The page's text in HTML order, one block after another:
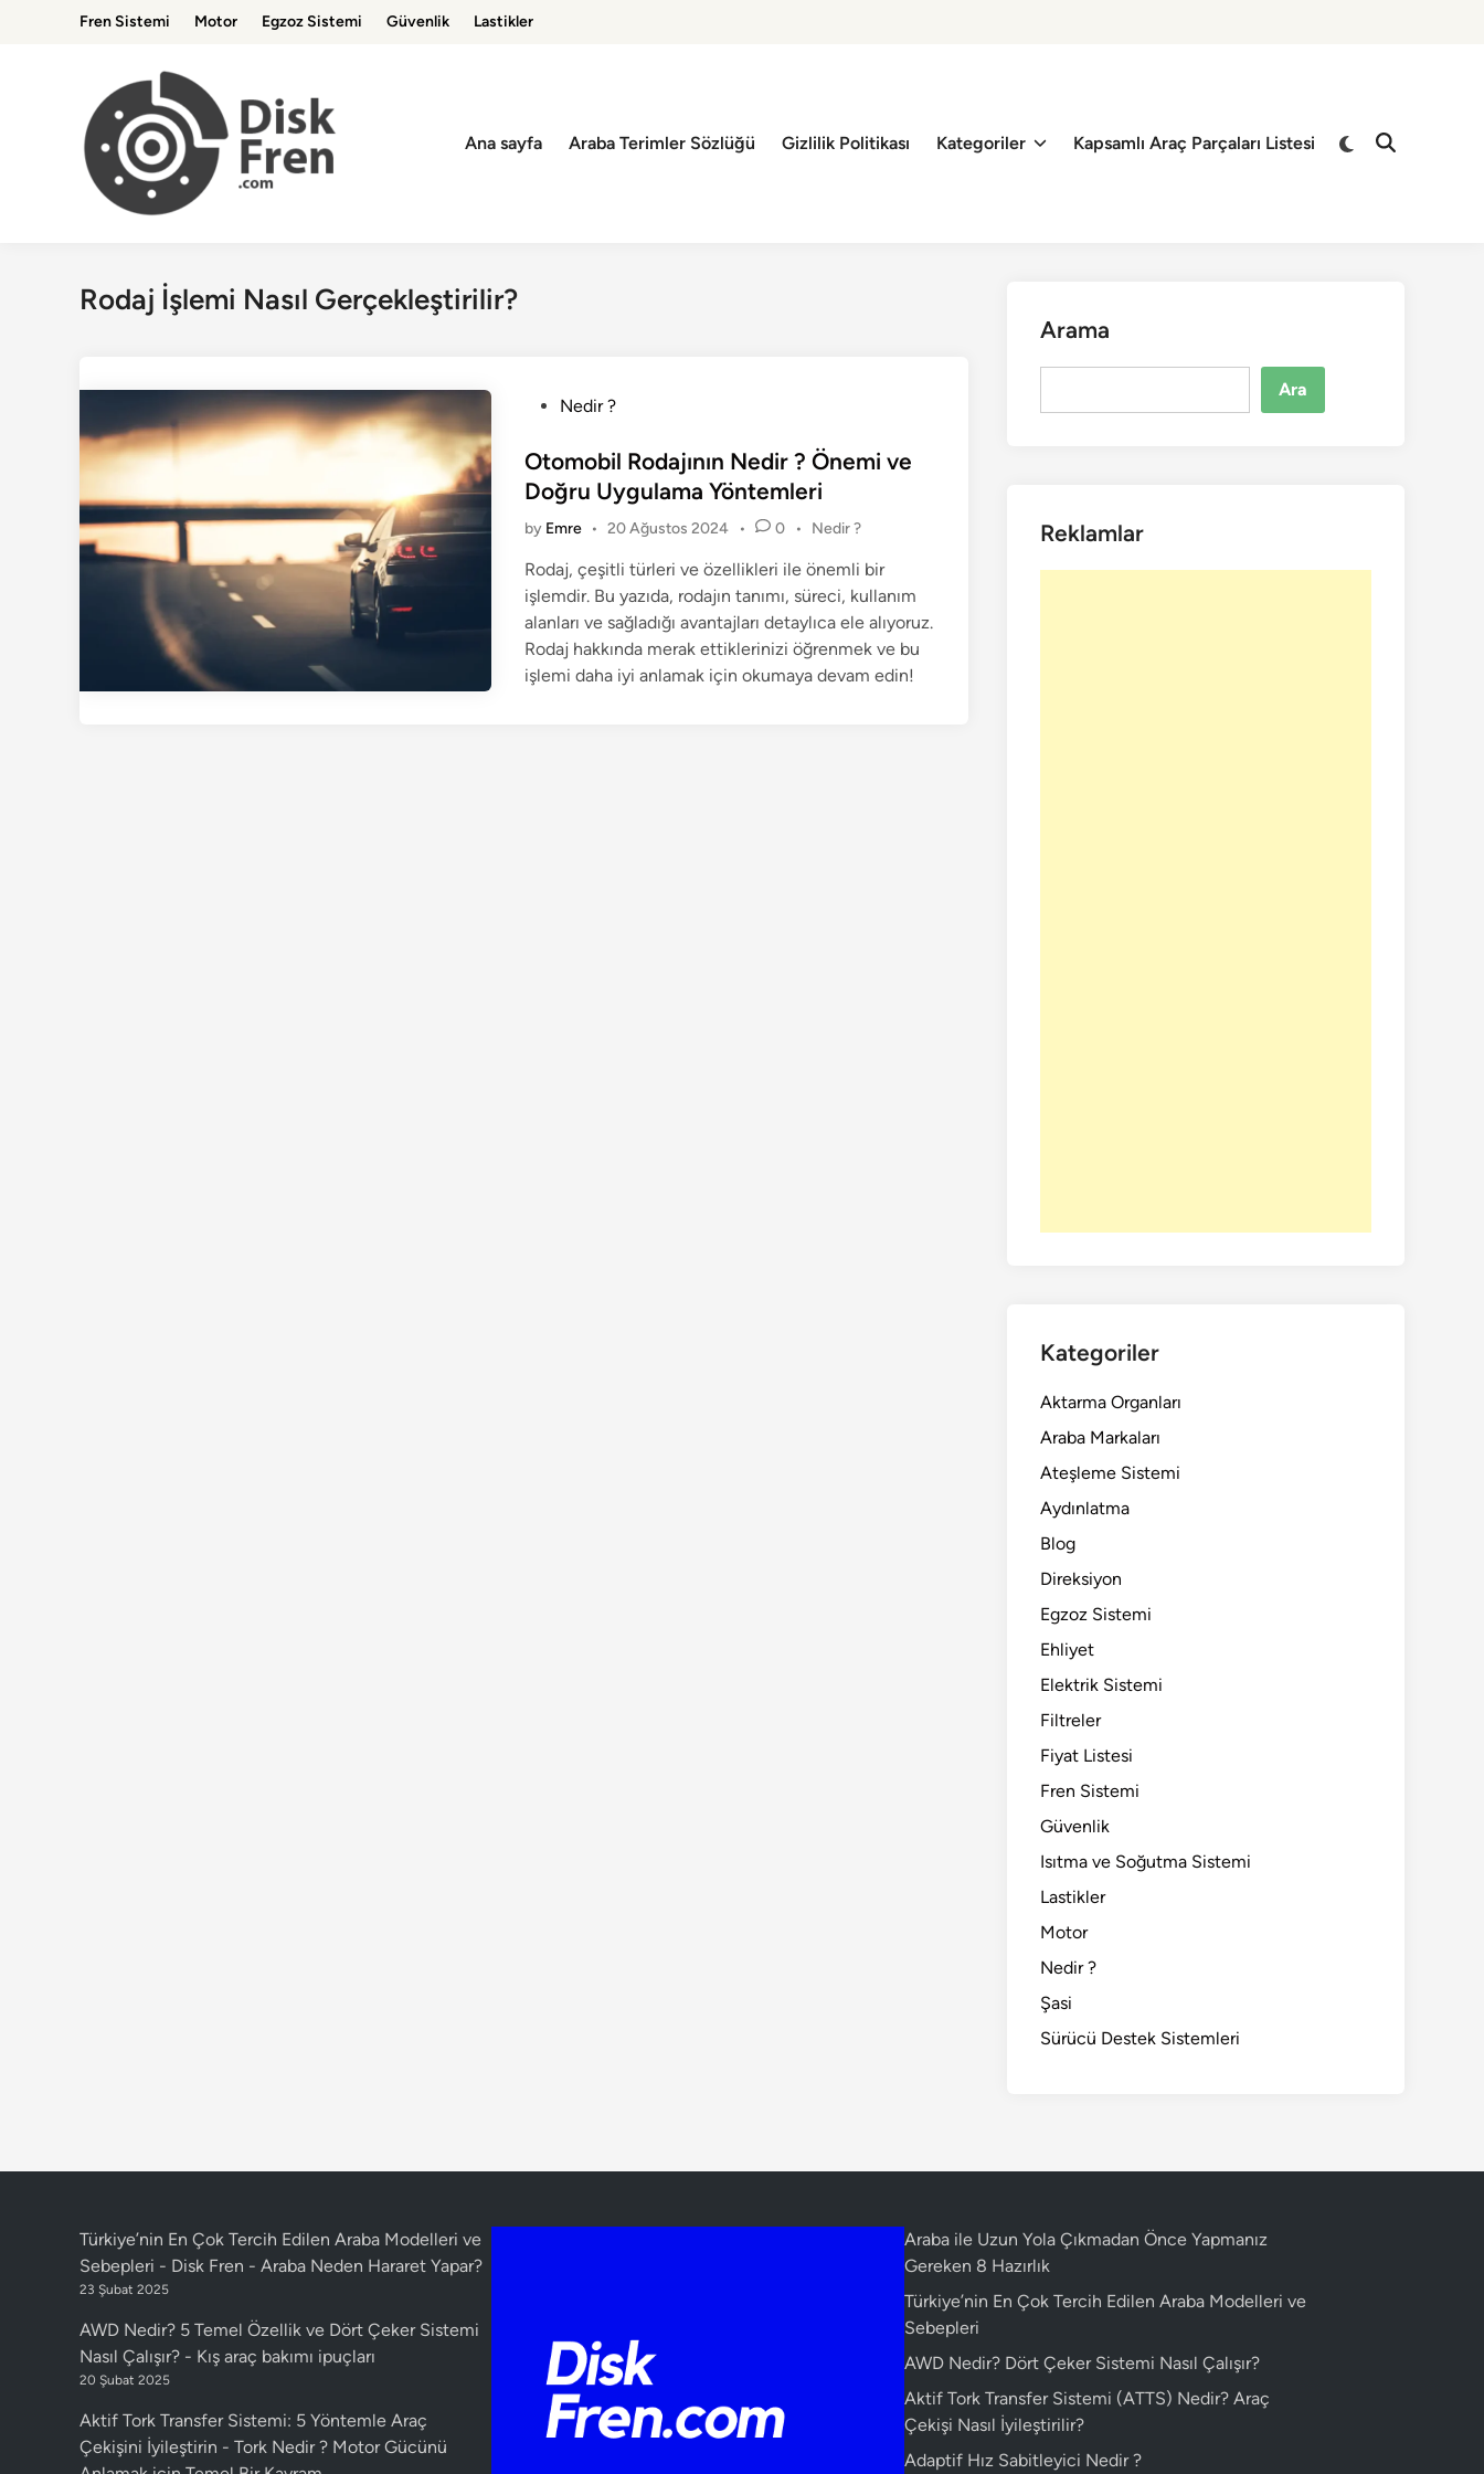
Fren Sistemi Motor Egzoz Sistemi Güvenlik Lastikler
Ana sayfa Araba Terimler Sözlüğü Gizlilik Politikası Kategoriler Kapsamlı Araç Parçaları Listesi
Rodaj İşlemi Nasıl Gerçekleştirilir?
s
t
d
i
n
Nedir ?
Otomobil Rodajının Nedir ? Önemi ve
Doğru Uygulama Yöntemleri
by Emre • 20 Ağustos 2024 • 0 •
P
s
t
e
d
Nedir ?
Rodaj, çeşitli türleri ve özellikleri ile önemli bir
işlemdir. Bu yazıda, rodajın tanımı, süreci, kullanım
alanları ve sağladığı avantajları detaylıca ele alıyoruz.
Rodaj hakkında merak ettiklerinizi öğrenmek ve bu
işlemi daha iyi anlamak için okumaya devam edin!
Arama
Ara
Reklamlar
Kategoriler
Aktarma Organları
Araba Markaları
Ateşleme Sistemi
Aydınlatma
Blog
Direksiyon
Egzoz Sistemi
Ehliyet
Elektrik Sistemi
Filtreler
Fiyat Listesi
Fren Sistemi
Güvenlik
Isıtma ve Soğutma Sistemi
Lastikler
Motor
Nedir ?
Şasi
Sürücü Destek Sistemleri
Türkiye’nin En Çok Tercih Edilen Araba Modelleri ve
Sebepleri - Disk Fren - Araba Neden Hararet Yapar?
23 Şubat 2025
AWD Nedir? 5 Temel Özellik ve Dört Çeker Sistemi
Nasıl Çalışır? - Kış araç bakımı ipuçları
20 Şubat 2025
Aktif Tork Transfer Sistemi: 5 Yöntemle Araç
Çekişini İyileştirin - Tork Nedir ? Motor Gücünü
Araba ile Uzun Yola Çıkmadan Önce Yapmanız
Gereken 8 Hazırlık
Türkiye’nin En Çok Tercih Edilen Araba Modelleri ve
Sebepleri
AWD Nedir? Dört Çeker Sistemi Nasıl Çalışır?
Aktif Tork Transfer Sistemi (ATTS) Nedir? Araç
Çekişi Nasıl İyileştirilir?
Adaptif Hız Sabitleyici Nedir ?